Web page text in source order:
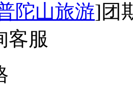
陀山旅游]团
客服